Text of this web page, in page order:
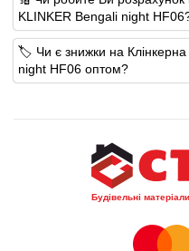
KLINKER Bengali night
🏷️ Чи є знижки на
night HF06 оптом?
Будівельні матеріали